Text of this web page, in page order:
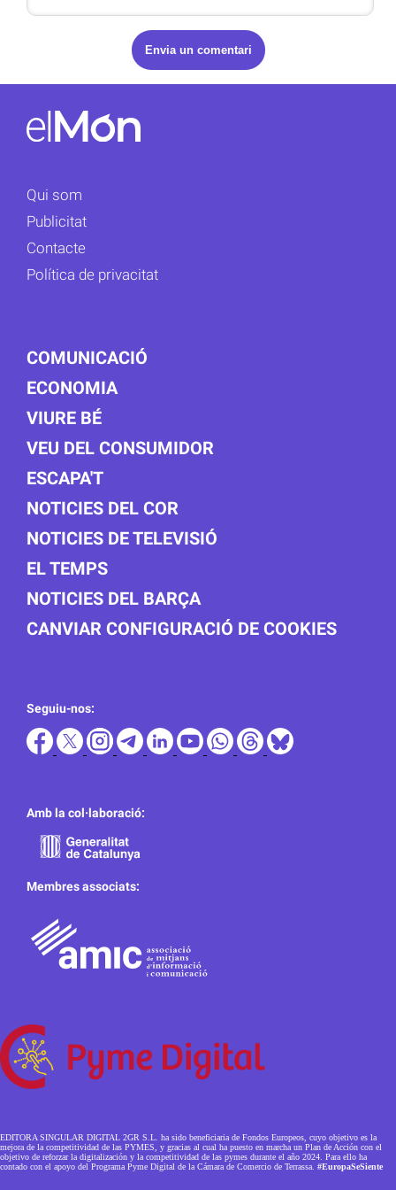
Qui som
Publicitat
Contacte
Política de privacitat
COMUNICACIÓ
ECONOMIA
VIURE BÉ
VEU DEL CONSUMIDOR
ESCAPA'T
NOTICIES DEL COR
NOTICIES DE TELEVISIÓ
EL TEMPS
NOTICIES DEL BARÇA
CANVIAR CONFIGURACIÓ DE COOKIES
Seguiu-nos:
Amb la col·laboració:
Membres associats:
EDITORA SINGULAR DIGITAL 2GR S.L. ha sido beneficiaria de Fondos Europeos, cuyo objetivo es la
mejora de la competitividad de las PYMES, y gracias al cual ha puesto en marcha un Plan de Acción con el
objetivo de reforzar la digitalización y la competitividad de las pymes durante el año 2024. Para ello ha
contado con el apoyo del Programa Pyme Digital de la Cámara de Comercio de Terrassa. #EuropaSeSiente